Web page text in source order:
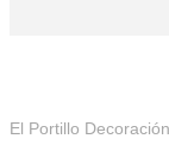
El Portillo